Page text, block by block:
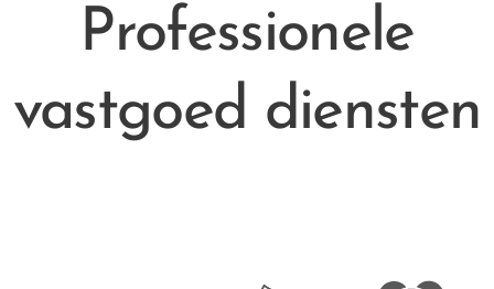
Professionele
vastgoed diensten